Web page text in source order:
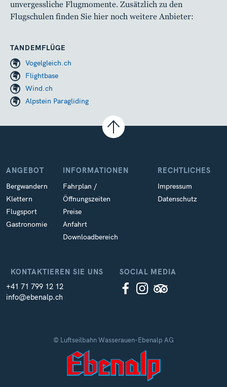
unvergessliche Flugmomente. Zusätzlich zu den
Flugschulen finden Sie hier noch weitere Anbieter:
TANDEMFLÜGE
Vogelgleich.ch
Flightbase
Wind.ch
Alpstein Paragliding
KONTAKTIEREN SIE UNS
+41 71 799 12 12
info@ebenalp.ch
ANGEBOT
Bergwandern
Klettern
Flugsport
Gastronomie
INFORMATIONEN
Fahrplan /
Öffnungszeiten
Preise
Anfahrt
Downloadbereich
RECHTLICHES
Impressum
Datenschutz
SOCIAL MEDIA
© Luftseilbahn Wasserauen-Ebenalp AG